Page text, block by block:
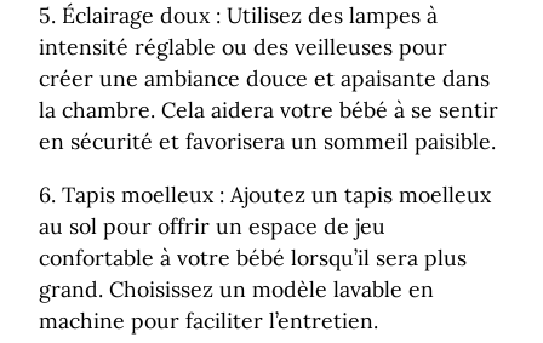
5. Éclairage doux : Utilisez des lampes à
intensité réglable ou des veilleuses pour
créer une ambiance douce et apaisante dans
la chambre. Cela aidera votre bébé à se sentir
en sécurité et favorisera un sommeil paisible.
6. Tapis moelleux : Ajoutez un tapis moelleux
au sol pour offrir un espace de jeu
confortable à votre bébé lorsqu’il sera plus
grand. Choisissez un modèle lavable en
machine pour faciliter l’entretien.